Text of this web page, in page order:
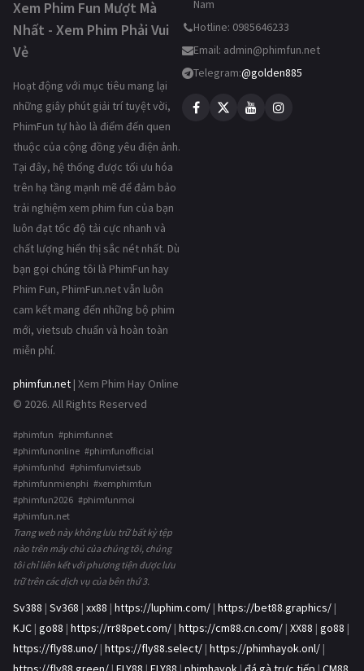
Xem Phim Fun Mượt Mà
Nhất - Xem Phim Phải Vui
Vẻ
Hoạt động với mục tiêu mang lại
những giây phút giải trí tuyệt vời,
PhimFun tự hào là điểm đến quen
thuộc của cộng đồng yêu điện ảnh.
Tại đây, hệ thống được tối ưu hóa
trên hạ tầng mạnh mẽ để đảm bảo
trải nghiệm xem phim fun của bạn
luôn đạt tốc độ tải cực nhanh và
chất lượng hiển thị sắc nét nhất. Dù
bạn gọi chúng tôi là PhimFun hay
Phim Fun, PhimFun.net vẫn luôn
cam kết mang đến những bộ phim
mới, vietsub chuẩn và hoàn toàn
miễn phí.
phimfun.net | Xem Phim Hay Online
© 2026. All Rights Reserved
#phimfun #phimfunnet
#phimfunonline #phimfunofficial
#phimfunhd #phimfunvietsub
#phimfunmienphi #xemphimfun
#phimfun2026 #phimfunmoi
#phimfun.net
Trang web này không lưu trữ bất kỳ tệp
nào trên máy chủ của chúng tôi, chúng
tôi chỉ liên kết với phương tiện được lưu
trữ trên các dịch vụ của bên thứ 3.
Nam
Hotline: 0985646233
Email: admin@phimfun.net
Telegram:@golden885
Sv388 | Sv368 | xx88 | https://luphim.com/ | https://bet88.graphics/ |
KJC | go88 | https://rr88pet.com/ | https://cm88.cn.com/ | XX88 | go88 |
https://fly88.uno/ | https://fly88.select/ | https://phimhayok.onl/ |